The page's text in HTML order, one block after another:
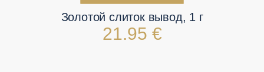
Золотой слиток вывод, 1 г
21.95 €